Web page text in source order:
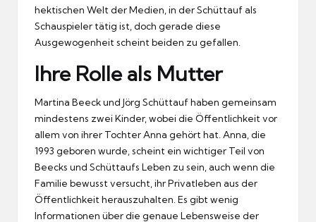
hektischen Welt der Medien, in der Schüttauf als
Schauspieler tätig ist, doch gerade diese
Ausgewogenheit scheint beiden zu gefallen.
Ihre Rolle als Mutter
Martina Beeck und Jörg Schüttauf haben gemeinsam
mindestens zwei Kinder, wobei die Öffentlichkeit vor
allem von ihrer Tochter Anna gehört hat. Anna, die
1993 geboren wurde, scheint ein wichtiger Teil von
Beecks und Schüttaufs Leben zu sein, auch wenn die
Familie bewusst versucht, ihr Privatleben aus der
Öffentlichkeit herauszuhalten. Es gibt wenig
Informationen über die genaue Lebensweise der